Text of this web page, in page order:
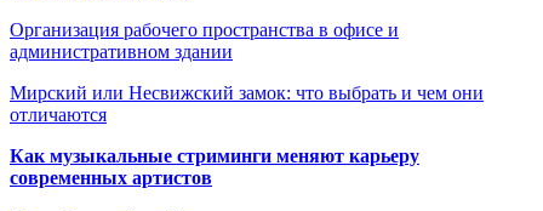
Организация рабочего пространства в офисе и
административном здании
Мирский или Несвижский замок: что выбрать и чем они
отличаются
Как музыкальные стриминги меняют карьеру
современных артистов